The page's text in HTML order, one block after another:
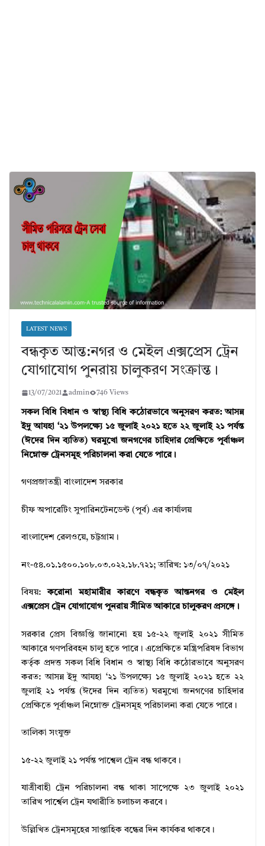
LATEST NEWS
বন্ধকৃত আন্ত:নগর ও মেইল এক্সপ্রেস ট্রেন
যোগাযোগ পুনরায় চালুকরণ সংক্রান্ত।
13/07/2021 admin 746 Views
সকল বিধি বিধান ও স্বাস্থ্য বিধি কঠোরভাবে অনুসরণ করত: আসন্ন
ইদু আযহা ‘২১ উপলক্ষ্যে ১৫ জুলাই ২০২১ হতে ২২ জুলাই ২১ পর্যন্ত
(ঈদের দিন ব্যতিত) ঘরমুখো জনগণের চাহিদার প্রেক্ষিতে পূর্বাঞ্চল
নিম্নোক্ত ট্রেনসমূহ পরিচালনা করা যেতে পারে।
গণপ্রজাতন্ত্রী বাংলাদেশ সরকার
চীফ অপারেটিং সুপারিনটেনডেন্ট (পূর্ব) এর কার্যালয়
বাংলাদেশ রেলওয়ে, চট্টগ্রাম।
নং-৫৪.০১.১৫০০.১০৮.০৩.০২২.১৮.৭২১; তারিখ: ১৩/০৭/২০২১
বিষয়:করোনা মহামারীর কারণে বন্ধকৃত আন্তনগর ও মেইল
এক্সপ্রেস ট্রেন যোগাযোগ পুনরায় সীমিত আকারে চালুকরণ প্রসঙ্গে।
সরকার প্রেস বিজ্ঞপ্তি জানানো হয় ১৫-২২ জুলাই ২০২১ সীমিত
আকারে গণপরিবহন চালু হতে পারে। এপ্রেক্ষিতে মন্ত্রিপরিষদ বিভাগ
কর্তৃক প্রদত্ত সকল বিধি বিধান ও স্বাস্থ্য বিধি কঠোরভাবে অনুসরণ
করত: আসন্ন ইদু আযহা ‘২১ উপলক্ষ্যে ১৫ জুলাই ২০২১ হতে ২২
জুলাই ২১ পর্যন্ত (ঈদের দিন ব্যতিত) ঘরমুখো জনগণের চাহিদার
প্রেক্ষিতে পূর্বাঞ্চল নিম্নোক্ত ট্রেনসমূহ পরিচালনা করা যেতে পারে।
তালিকা সংযুক্ত
১৫-২২ জুলাই ২১ পর্যন্ত পাশ্বেল ট্রেন বন্ধ থাকবে।
যাত্রীবাহী ট্রেন পরিচালনা বন্ধ থাকা সাপেক্ষে ২৩ জুলাই ২০২১
তারিখ পার্শ্বেল ট্রেন যথারীতি চলাচল করবে।
উল্লিখিত ট্রেনসমূহের সাপ্তাহিক বন্ধের দিন কার্যকর থাকবে।